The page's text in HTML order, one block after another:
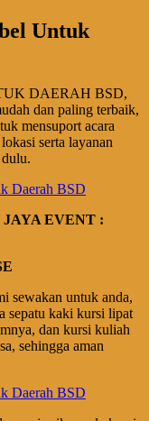
Untuk
DAERAH BSD,
dan paling terbaik,
mensuport acara
serta layanan
EVENT :
sewakan untuk anda,
sepatu kaki kursi lipat
dan kursi kuliah
sehingga aman